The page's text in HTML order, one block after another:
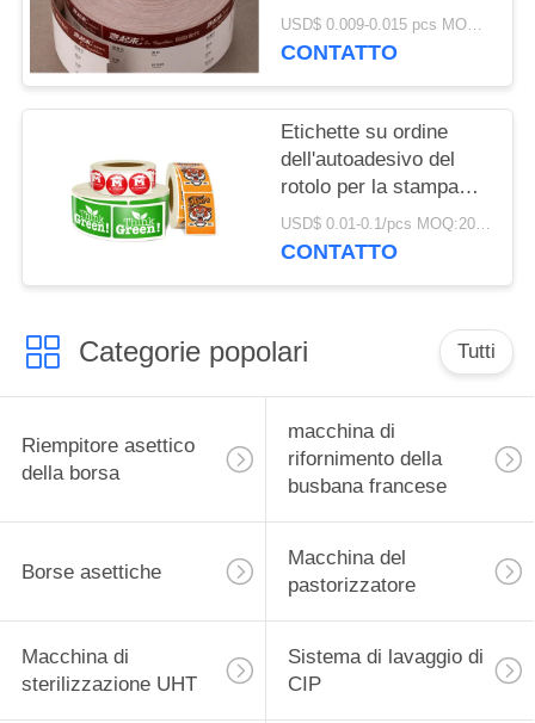
per le etichettatrici
automatiche piene
USD$ 0.009-0.015 pcs MOQ:50000
CONTATTO
Etichette su ordine
dell'autoadesivo del
rotolo per la stampa
dell'etichettatrice
dell'autoadesivo
USD$ 0.01-0.1/pcs MOQ:20000pcs
CONTATTO
Categorie popolari Tutti
Riempitore asettico
della borsa
macchina di
rifornimento della
busbana francese
Borse asettiche
Macchina del
pastorizzatore
Macchina di
sterilizzazione UHT
Sistema di lavaggio di
CIP